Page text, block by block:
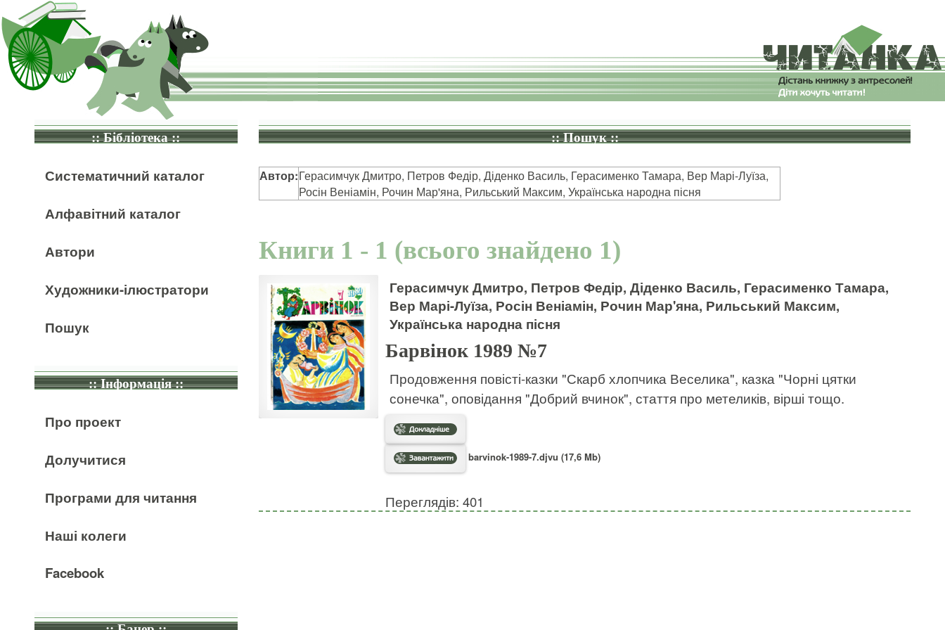
:: Бібліотека ::
Систематичний каталог
Алфавітний каталог
Автори
Художники-ілюстратори
Пошук
:: Інформація ::
Про проект
Долучитися
Програми для читання
Наші колеги
Facebook
:: Пошук ::
Автор:Герасимчук Дмитро, Петров Федір, Діденко Василь, Герасименко Тамара, Вер Марі-Луїза,
Росін Веніамін, Рочин Мар'яна, Рильський Максим, Українська народна пісня
Книги 1 - 1 (всього знайдено 1)
Герасимчук Дмитро, Петров Федір, Діденко Василь, Герасименко Тамара,
Вер Марі-Луїза, Росін Веніамін, Рочин Мар'яна, Рильський Максим,
Українська народна пісня
Барвінок 1989 №7
Продовження повісті-казки "Скарб хлопчика Веселика", казка "Чорні цятки
сонечка", оповідання "Добрий вчинок", стаття про метеликів, вірші тощо.
barvinok-1989-7.djvu (17,6 Mb)
Переглядів: 401